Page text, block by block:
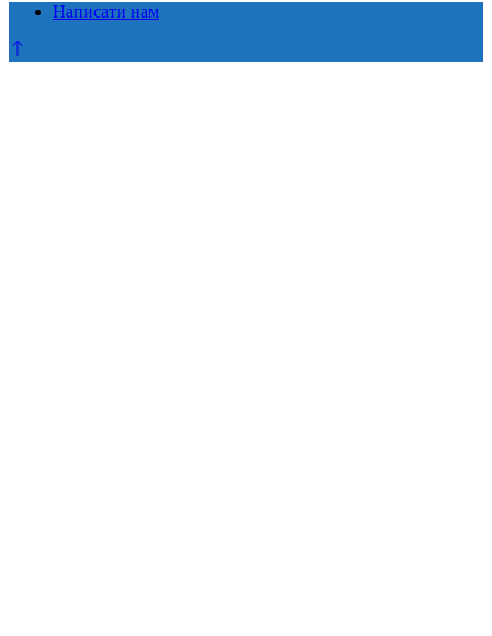
Написати нам
Прокрутка
до